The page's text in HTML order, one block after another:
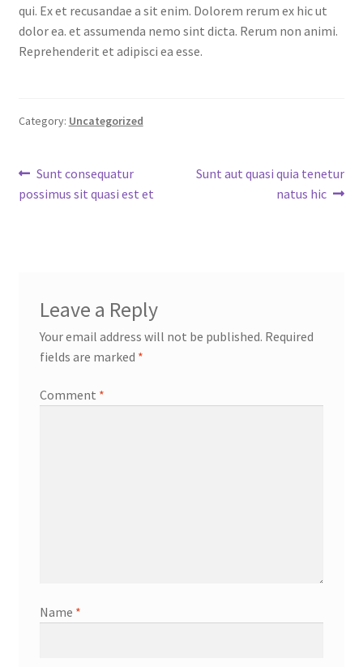
qui. Ex et recusandae a sit enim. Dolorem rerum ex hic ut
dolor ea. et assumenda nemo sint dicta. Rerum non animi.
Reprehenderit et adipisci ea esse.
Category: Uncategorized
Post
navigation
Previous
post:
Sunt consequatur
possimus sit quasi est et
Next
Sunt aut quasi quia tenetur
natus hic
Leave a Reply
Your email address will not be published. Required
fields are marked *
Comment *
Name *